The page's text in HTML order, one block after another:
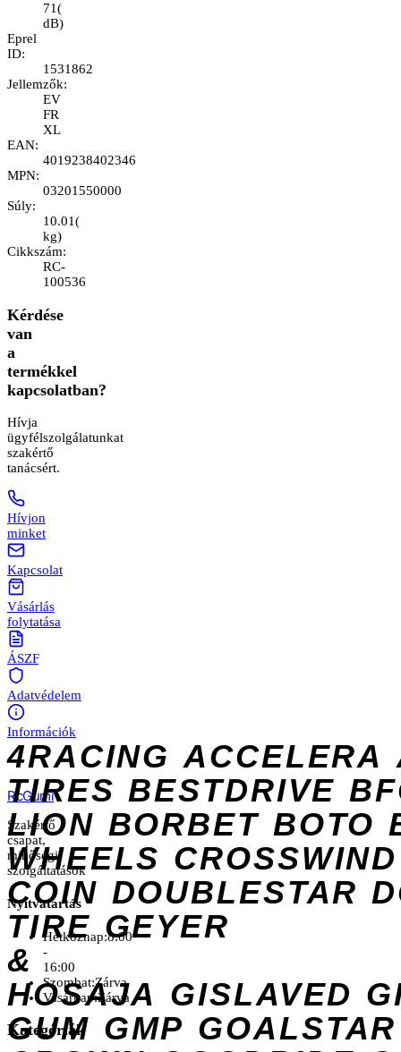
71(
dB)
Eprel
ID:
1531862
Jellemzők:
EV
FR
XL
EAN:
4019238402346
MPN:
03201550000
Súly:
10.01(
kg)
Cikkszám:
RC-
100536
Kérdése
van
a
termékkel
kapcsolatban?
Hívja
ügyfélszolgálatunkat
szakértő
tanácsért.
Hívjon
minket
Kapcsolat
Vásárlás
folytatása
ÁSZF
Adatvédelem
Információk
4RACING ACCELERA
TIRES BESTDRIVE
LION BORBET BOTO
WHEELS CROSSWIND
COIN DOUBLESTAR
TIRE GEYER
&
HOSAJA GISLAVED
GUM GMP GOALSTAR
RcGumi
Szakértő
csapat,
minőségi
szolgáltatások
Nyitvatartás
Hétköznap:8:00
-
16:00
Szombat:Zárva
Vasárnap:Zárva
Kategóriák